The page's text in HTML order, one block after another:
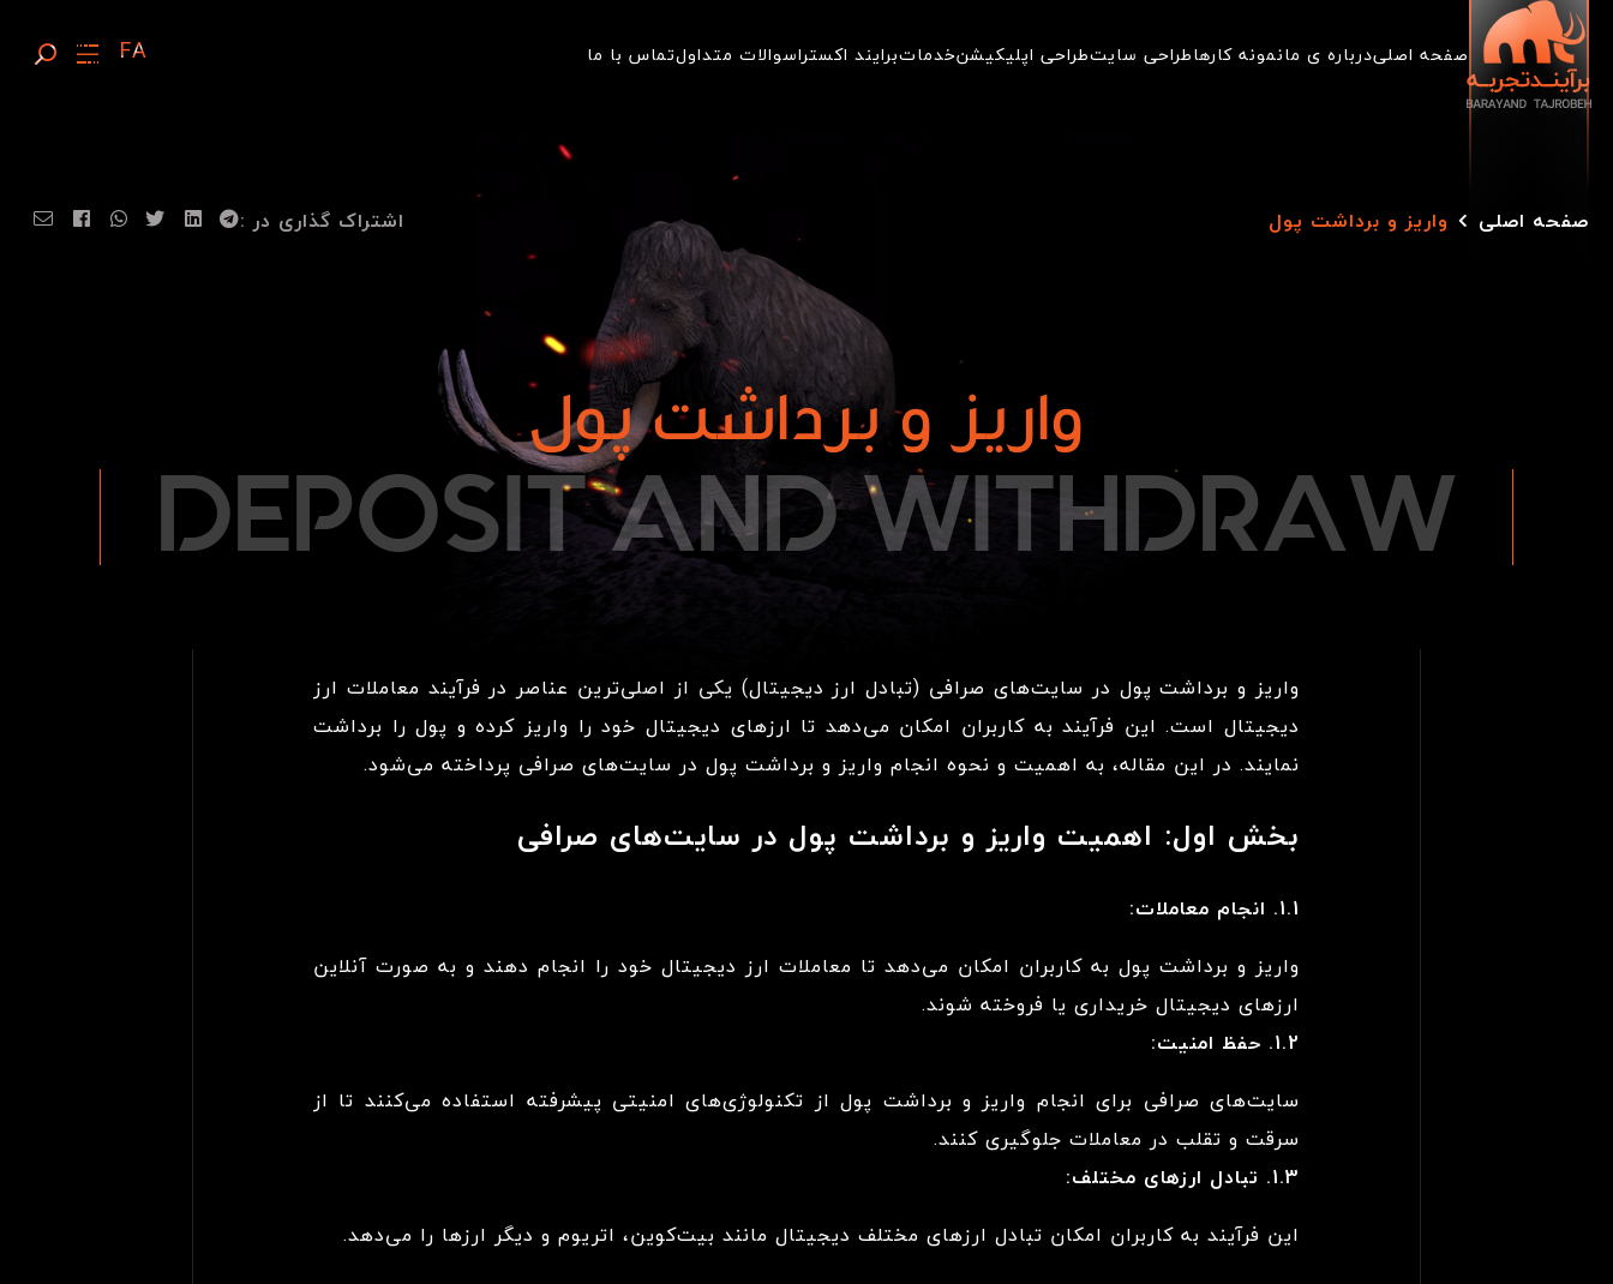
صفحه اصلیدرباره ی مانمونه کارهاطراحی سایتطراحی اپلیکیشنخدماتبرایند اکستراسوالات متداولتماس با ما
صفحه اصلی واریز و برداشت پول اشتراک گذاری در :
واریز و برداشت پول
DEPOSIT AND WITHDRAW
DEPOS IT AND WI TH DRAW
واریز و برداشت پول در سایت‌های صرافی (تبادل ارز دیجیتال) یکی از اصلی‌ترین عناصر در فرآیند معاملات ارز
دیجیتال است. این فرآیند به کاربران امکان می‌دهد تا ارزهای دیجیتال خود را واریز کرده و پول را برداشت
نمایند. در این مقاله، به اهمیت و نحوه انجام واریز و برداشت پول در سایت‌های صرافی پرداخته می‌شود.
بخش اول: اهمیت واریز و برداشت پول در سایت‌های صرافی
1.1. انجام معاملات:
واریز و برداشت پول به کاربران امکان می‌دهد تا معاملات ارز دیجیتال خود را انجام دهند و به صورت آنلاین
ارزهای دیجیتال خریداری یا فروخته شوند.
1.2. حفظ امنیت:
سایت‌های صرافی برای انجام واریز و برداشت پول از تکنولوژی‌های امنیتی پیشرفته استفاده می‌کنند تا از
سرقت و تقلب در معاملات جلوگیری کنند.
1.3. تبادل ارزهای مختلف:
این فرآیند به کاربران امکان تبادل ارزهای مختلف دیجیتال مانند بیت‌کوین، اتریوم و دیگر ارزها را می‌دهد.